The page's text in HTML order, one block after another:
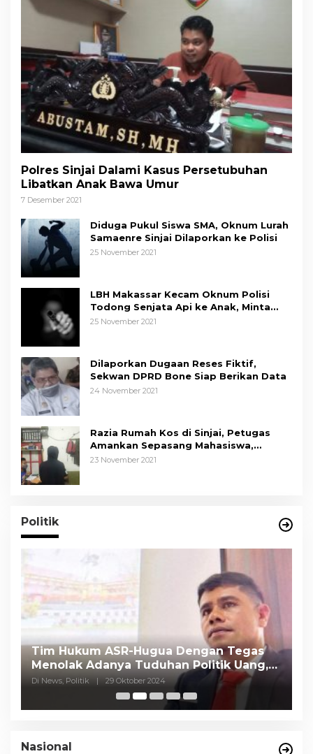
Polres Sinjai Dalami Kasus Persetubuhan
Libatkan Anak Bawa Umur
7 Desember 2021
Diduga Pukul Siswa SMA, Oknum Lurah
Samaenre Sinjai Dilaporkan ke Polisi
25 November 2021
LBH Makassar Kecam Oknum Polisi
Todong Senjata Api ke Anak, Minta
Kapolda Sulsel Tindak Tegas
25 November 2021
Dilaporkan Dugaan Reses Fiktif,
Sekwan DPRD Bone Siap Berikan Data
24 November 2021
Razia Rumah Kos di Sinjai, Petugas
Amankan Sepasang Mahasiswa,
Mengaku Berpacaran
23 November 2021
Politik
Tim Hukum ASR-Hugua Dengan Tegas
Menolak Adanya Tuduhan Politik Uang,
Pasar Murah Tidak Dilaksanakan Oleh
Di News, Politik | 29 Oktober 2024
Nasional